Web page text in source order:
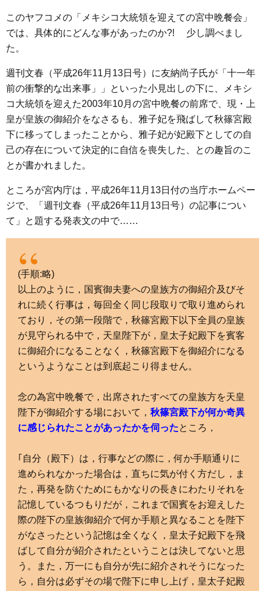
このヤフコメの「メキシコ大統領を迎えての宮中晩餐会」
では、具体的にどんな事があったのか?! 少し調べまし
た。
週刊文春（平成26年11月13日号）に友納尚子氏が「十一年
前の衝撃的な出来事」」といった小見出しの下に、メキシ
コ大統領を迎えた2003年10月の宮中晩餐の前席で、現・上
皇が皇族の御紹介をなさるも、雅子妃を飛ばして秋篠宮殿
下に移ってしまったことから、雅子妃が妃殿下としての自
己の存在について決定的に自信を喪失した、との趣旨のこ
とが書かれました。
ところが宮内庁は，平成26年11月13日付の当庁ホームペー
ジで、「週刊文春（平成26年11月13日号）の記事につい
て」と題する発表文の中で……
(手順:略)
以上のように，国賓御夫妻への皇族方の御紹介及びそ
れに続く行事は，毎回全く同じ段取りで取り進められ
ており，その第一段階で，秋篠宮殿下以下全員の皇族
が見守られる中で，天皇陛下が，皇太子妃殿下を賓客
に御紹介になることなく，秋篠宮殿下を御紹介になる
というようなことは到底起こり得ません。
念の為宮中晩餐で，出席されたすべての皇族方を天皇
陛下が御紹介する場において， 秋篠宮殿下が何か奇異
に感じられたことがあったかを伺ったところ，
｢自分（殿下）は，行事などの際に，何か手順通りに
進められなかった場合は，直ちに気が付く方だし，ま
た，再発を防ぐためにもかなりの長きにわたりそれを
記憶しているつもりだが，これまで国賓をお迎えした
際の陛下の皇族御紹介で何か手順と異なることを陛下
がなさったという記憶は全くなく，皇太子妃殿下を飛
ばして自分が紹介されたということは決してないと思
う。また，万一にも自分が先に紹介されそうになった
ら，自分は必ずその場で陛下に申し上げ，皇太子妃殿